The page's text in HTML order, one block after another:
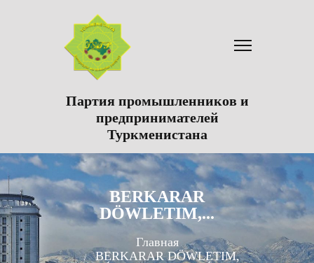
Партия промышленников и
предпринимателей
Туркменистана
BERKARAR
DÖWLETIM,...
Главная
BERKARAR DÖWLETIM,